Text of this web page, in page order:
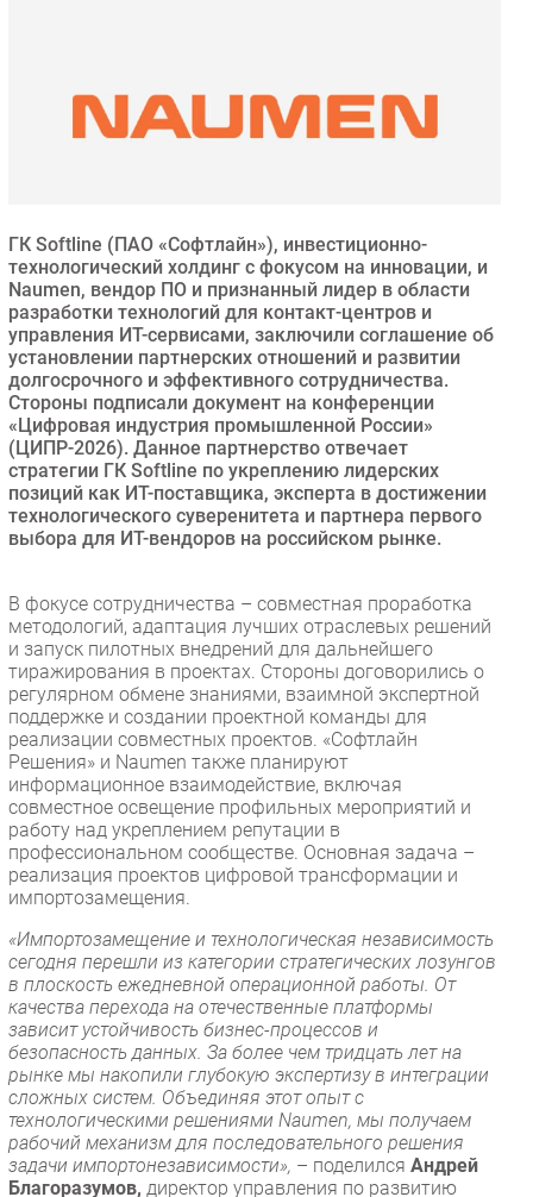
Регулирование
Инновации
CIO/Управление ИТ
Гаджеты
Здоровье
РАЗДЕЛЫ
Новости
Аналитика
Интервью
Проекты
IT класс
Тестовый стенд
Каталог компаний
ГК Softline (ПАО «Софтлайн»), инвестиционно-
технологический холдинг с фокусом на инновации, и
Naumen, вендор ПО и признанный лидер в области
разработки технологий для контакт-центров и
управления ИТ-сервисами, заключили соглашение об
установлении партнерских отношений и развитии
долгосрочного и эффективного сотрудничества.
Стороны подписали документ на конференции
«Цифровая индустрия промышленной России»
(ЦИПР-2026). Данное партнерство отвечает
стратегии ГК Softline по укреплению лидерских
позиций как ИТ-поставщика, эксперта в достижении
технологического суверенитета и партнера первого
выбора для ИТ-вендоров на российском рынке.
В фокусе сотрудничества – совместная проработка
методологий, адаптация лучших отраслевых решений
и запуск пилотных внедрений для дальнейшего
тиражирования в проектах. Стороны договорились о
регулярном обмене знаниями, взаимной экспертной
поддержке и создании проектной команды для
реализации совместных проектов. «Софтлайн
Решения» и Naumen также планируют
информационное взаимодействие, включая
совместное освещение профильных мероприятий и
работу над укреплением репутации в
профессиональном сообществе. Основная задача –
реализация проектов цифровой трансформации и
импортозамещения.
«Импортозамещение и технологическая независимость
сегодня перешли из категории стратегических лозунгов
в плоскость ежедневной операционной работы. От
качества перехода на отечественные платформы
зависит устойчивость бизнес-процессов и
безопасность данных. За более чем тридцать лет на
рынке мы накопили глубокую экспертизу в интеграции
сложных систем. Объединяя этот опыт с
технологическими решениями Naumen, мы получаем
рабочий механизм для последовательного решения
задачи импортонезависимости», – поделился Андрей
Благоразумов, директор управления по развитию